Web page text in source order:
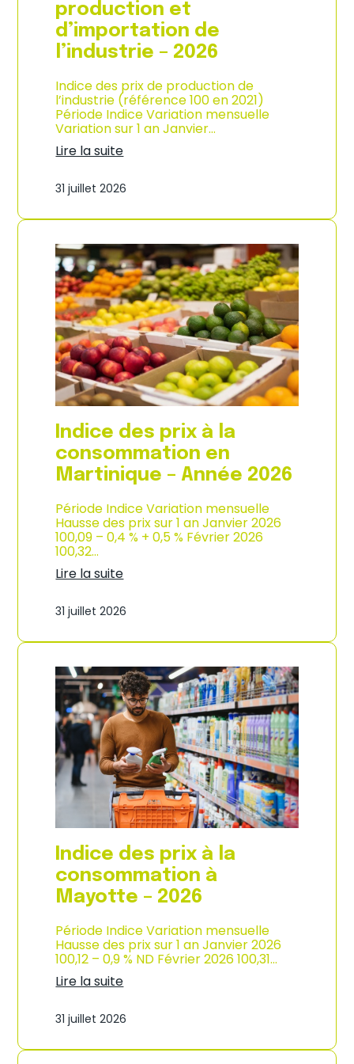
s
o
m
m
a
i
o
n
e
n
G
a
e
o
u
p
e
–
A
n
n
é
e
2
0
2
6
production et
d’importation de
l’industrie – 2026
Indice des prix de production de
l’industrie (référence 100 en 2021)
Période Indice Variation mensuelle
Variation sur 1 an Janvier…
Lire la suite
n
i
e
d
e
s
p
r
i
x
d
e
p
r
o
d
u
c
t
o
n
e
’
m
p
r
t
a
t
i
o
n
d
e
l
’
i
n
d
u
s
t
r
i
–
2
0
6
31 juillet 2026
Indice des prix à la
consommation en
Martinique – Année 2026
Période Indice Variation mensuelle
Hausse des prix sur 1 an Janvier 2026
100,09 – 0,4 % + 0,5 % Février 2026
100,32…
Lire la suite
n
i
e
d
e
s
r
i
x
à
l
a
c
o
n
s
o
m
a
t
i
n
n
M
31 juillet 2026
Indice des prix à la
consommation à
Mayotte – 2026
Période Indice Variation mensuelle
Hausse des prix sur 1 an Janvier 2026
100,12 – 0,9 % ND Février 2026 100,31…
Lire la suite
n
i
31 juillet 2026